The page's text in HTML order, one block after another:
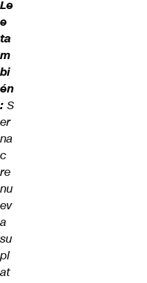
Le
e
ta
m
bi
én
: S
er
na
c
re
nu
ev
a
su
pl
at